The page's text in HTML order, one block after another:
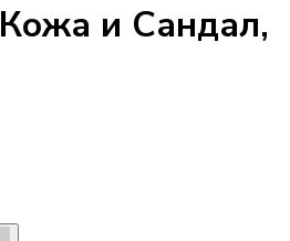
Кожа и Сандал,